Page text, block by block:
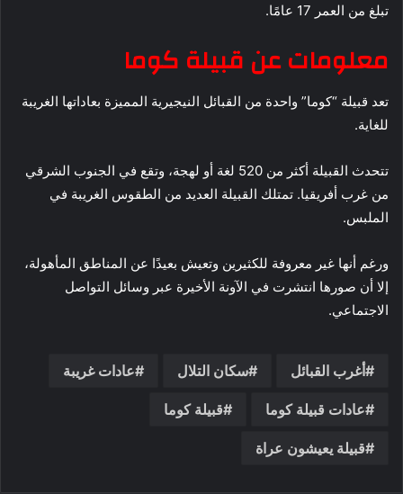
تبلغ من العمر 17 عامًا.
معلومات عن قبيلة كوما
تعد قبيلة “كوما” واحدة من القبائل النيجيرية المميزة بعاداتها الغريبة
للغاية.
تتحدث القبيلة أكثر من 520 لغة أو لهجة، وتقع في الجنوب الشرقي
من غرب أفريقيا. تمتلك القبيلة العديد من الطقوس الغريبة في
الملبس.
ورغم أنها غير معروفة للكثيرين وتعيش بعيدًا عن المناطق المأهولة،
إلا أن صورها انتشرت في الآونة الأخيرة عبر وسائل التواصل
الاجتماعي.
أغرب القبائل سكان التلال عادات غريبة
عادات قبيلة كوما قبيلة كوما
قبيلة يعيشون عراة